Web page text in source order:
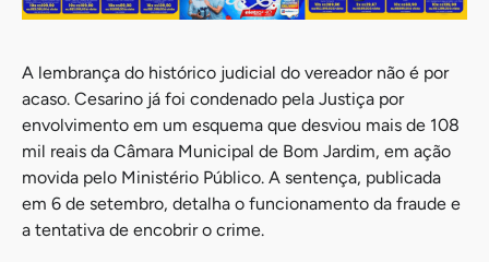
A lembrança do histórico judicial do vereador não é por
acaso. Cesarino já foi condenado pela Justiça por
envolvimento em um esquema que desviou mais de 108
mil reais da Câmara Municipal de Bom Jardim, em ação
movida pelo Ministério Público. A sentença, publicada
em 6 de setembro, detalha o funcionamento da fraude e
a tentativa de encobrir o crime.